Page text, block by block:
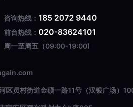
咨询热线： 185 2072 9440
前台热线： 020-83624101
周一至周五（09:00-19:00)
区员村街道金硕一路11号（汉银广场）